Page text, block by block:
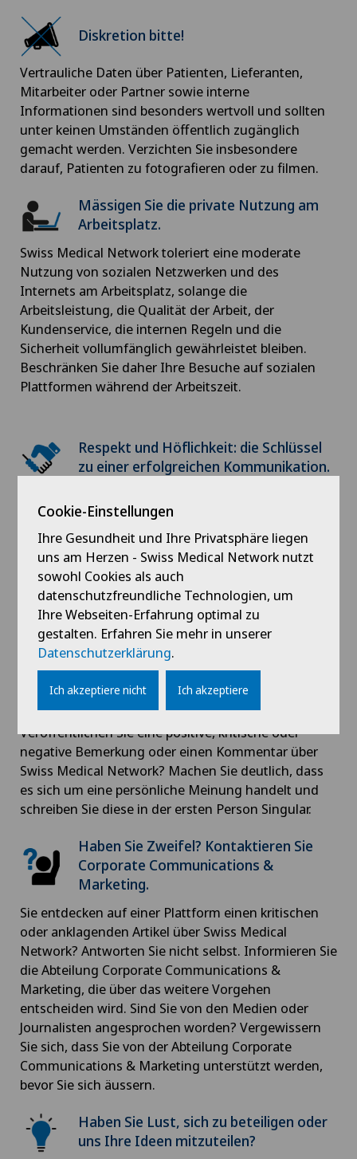
Diskretion bitte!
Vertrauliche Daten über Patienten, Lieferanten,
Mitarbeiter oder Partner sowie interne
Informationen sind besonders wertvoll und sollten
unter keinen Umständen öffentlich zugänglich
gemacht werden. Verzichten Sie insbesondere
darauf, Patienten zu fotografieren oder zu filmen.
Mässigen Sie die private Nutzung am
Arbeitsplatz.
Swiss Medical Network toleriert eine moderate
Nutzung von sozialen Netzwerken und des
Internets am Arbeitsplatz, solange die
Arbeitsleistung, die Qualität der Arbeit, der
Kundenservice, die internen Regeln und die
Sicherheit vollumfänglich gewährleistet bleiben.
Beschränken Sie daher Ihre Besuche auf sozialen
Plattformen während der Arbeitszeit.
Respekt und Höflichkeit: die Schlüssel
zu einer erfolgreichen Kommunikation.
sollten Sie sich zurücknehmen. Es versteht sich von
selbst, dass diskriminierende, rassistische,
sexistische, beleidigende oder vulgäre Kommentare
und Äusserungen inakzeptabel sind und rechtliche
Konsequenzen haben können. Unser Rat: Reagieren
Sie nicht auf Provokationen, argumentieren Sie
höflich und antworten Sie nicht auf willkürliche
Anschuldigungen.
Persönliche Meinung und objektive
Veröffentlichen Sie eine positive, kritische oder
negative Bemerkung oder einen Kommentar über
Swiss Medical Network? Machen Sie deutlich, dass
es sich um eine persönliche Meinung handelt und
schreiben Sie diese in der ersten Person Singular.
Haben Sie Zweifel? Kontaktieren Sie
Corporate Communications &
Marketing.
Sie entdecken auf einer Plattform einen kritischen
oder anklagenden Artikel über Swiss Medical
Network? Antworten Sie nicht selbst. Informieren Sie
die Abteilung Corporate Communications &
Marketing, die über das weitere Vorgehen
entscheiden wird. Sind Sie von den Medien oder
Journalisten angesprochen worden? Vergewissern
Sie sich, dass Sie von der Abteilung Corporate
Communications & Marketing unterstützt werden,
bevor Sie sich äussern.
Haben Sie Lust, sich zu beteiligen oder
uns Ihre Ideen mitzuteilen?
Cookie-Einstellungen
Ihre Gesundheit und Ihre Privatsphäre liegen
uns am Herzen - Swiss Medical Network nutzt
sowohl Cookies als auch
datenschutzfreundliche Technologien, um
Ihre Webseiten-Erfahrung optimal zu
gestalten. Erfahren Sie mehr in unserer
Datenschutzerklärung.
Ich akzeptiere nicht Ich akzeptiere